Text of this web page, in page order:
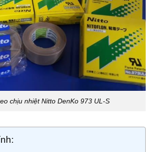
chịu nhiệt Nitto DenKo 973 UL-S